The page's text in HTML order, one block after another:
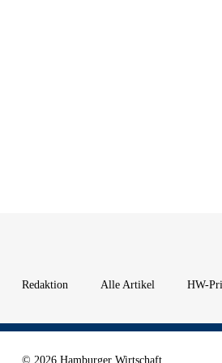
Redaktion Alle Artikel HW-
© 2026 Hamburger Wirtschaft